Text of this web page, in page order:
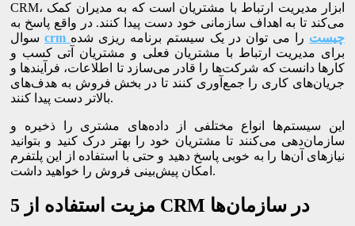
CRM، ابزار مدیریت ارتباط با مشتریان است که به مدیران کمک
می‌کند تا به اهداف سازمانی خود دست پیدا کنند. در واقع پاسخ به
سوالcrm چیست را می توان در یک سیستم برنامه ریزی شده
برای مدیریت ارتباط با مشتریان فعلی و مشتریان آتی کسب و
کارها دانست که شرکت‌ها را قادر می‌سازد تا اطلاعات، فرآیندها و
جریان‌های کاری را جمع‌آوری کنند تا در بخش فروش به هدف‌های
بالاتر دست پیدا کنند.
این سیستم‌ها انواع مختلفی از داده‌های مشتری را ذخیره و
سازمان‌دهی می‌کنند تا مشتریان خود را بهتر درک کنید و بتوانید
نیازهای آن‌ها را به خوبی پاسخ دهید و حتی با استفاده از این پلتفرم
امکان پیش‌بینی فروش را خواهید داشت.
5 مزیت استفاده از CRM در سازمان‌ها